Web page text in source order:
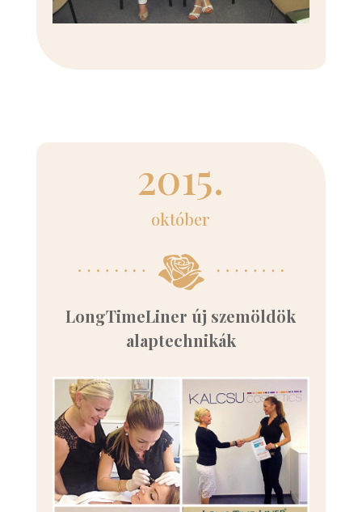
2015.
október
LongTimeLiner új szemöldök
alaptechnikák